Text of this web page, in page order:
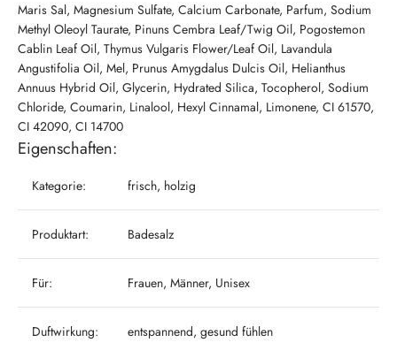
Maris Sal, Magnesium Sulfate, Calcium Carbonate, Parfum, Sodium
Methyl Oleoyl Taurate, Pinuns Cembra Leaf/Twig Oil, Pogostemon
Cablin Leaf Oil, Thymus Vulgaris Flower/Leaf Oil, Lavandula
Angustifolia Oil, Mel, Prunus Amygdalus Dulcis Oil, Helianthus
Annuus Hybrid Oil, Glycerin, Hydrated Silica, Tocopherol, Sodium
Chloride, Coumarin, Linalool, Hexyl Cinnamal, Limonene, CI 61570,
CI 42090, CI 14700
Eigenschaften:
Kategorie: frisch, holzig
Produktart: Badesalz
Für: Frauen, Männer, Unisex
Duftwirkung: entspannend, gesund fühlen